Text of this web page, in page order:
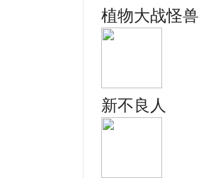
植物大战怪兽
新不良人